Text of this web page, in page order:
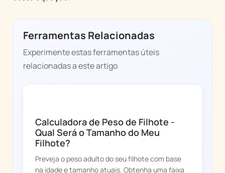
Ferramentas Relacionadas
Experimente estas ferramentas úteis
relacionadas a este artigo
Calculadora de Peso de Filhote -
Qual Será o Tamanho do Meu
Filhote?
Preveja o peso adulto do seu filhote com base
na idade e tamanho atuais. Obtenha uma faixa